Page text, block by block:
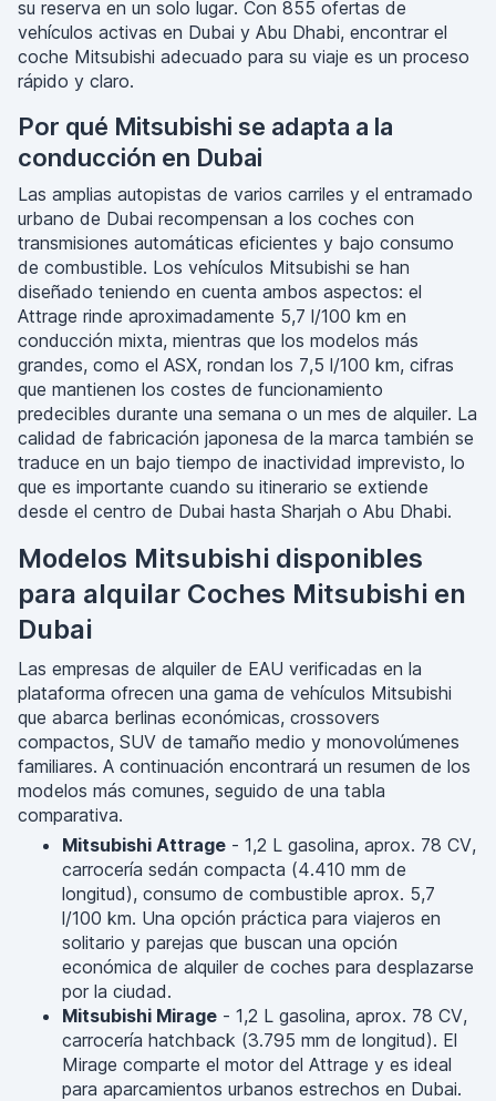
su reserva en un solo lugar. Con 855 ofertas de
vehículos activas en Dubai y Abu Dhabi, encontrar el
coche Mitsubishi adecuado para su viaje es un proceso
rápido y claro.
Por qué Mitsubishi se adapta a la
conducción en Dubai
Las amplias autopistas de varios carriles y el entramado
urbano de Dubai recompensan a los coches con
transmisiones automáticas eficientes y bajo consumo
de combustible. Los vehículos Mitsubishi se han
diseñado teniendo en cuenta ambos aspectos: el
Attrage rinde aproximadamente 5,7 l/100 km en
conducción mixta, mientras que los modelos más
grandes, como el ASX, rondan los 7,5 l/100 km, cifras
que mantienen los costes de funcionamiento
predecibles durante una semana o un mes de alquiler. La
calidad de fabricación japonesa de la marca también se
traduce en un bajo tiempo de inactividad imprevisto, lo
que es importante cuando su itinerario se extiende
desde el centro de Dubai hasta Sharjah o Abu Dhabi.
Modelos Mitsubishi disponibles
para alquilar Coches Mitsubishi en
Dubai
Las empresas de alquiler de EAU verificadas en la
plataforma ofrecen una gama de vehículos Mitsubishi
que abarca berlinas económicas, crossovers
compactos, SUV de tamaño medio y monovolúmenes
familiares. A continuación encontrará un resumen de los
modelos más comunes, seguido de una tabla
comparativa.
Mitsubishi Attrage - 1,2 L gasolina, aprox. 78 CV,
carrocería sedán compacta (4.410 mm de
longitud), consumo de combustible aprox. 5,7
l/100 km. Una opción práctica para viajeros en
solitario y parejas que buscan una opción
económica de alquiler de coches para desplazarse
por la ciudad.
Mitsubishi Mirage - 1,2 L gasolina, aprox. 78 CV,
carrocería hatchback (3.795 mm de longitud). El
Mirage comparte el motor del Attrage y es ideal
para aparcamientos urbanos estrechos en Dubai.